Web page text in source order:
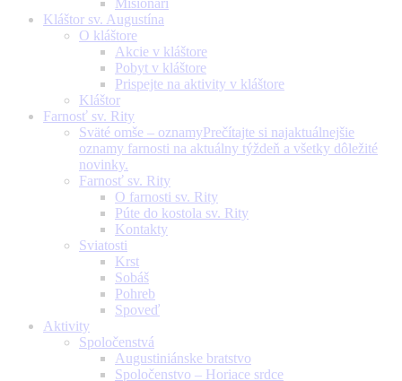
Misionári
Kláštor sv. Augustína
O kláštore
Akcie v kláštore
Pobyt v kláštore
Prispejte na aktivity v kláštore
Kláštor
Farnosť sv. Rity
Sväté omše – oznamyPrečítajte si najaktuálnejšie
oznamy farnosti na aktuálny týždeň a všetky dôležité
novinky.
Farnosť sv. Rity
O farnosti sv. Rity
Púte do kostola sv. Rity
Kontakty
Sviatosti
Krst
Sobáš
Pohreb
Spoveď
Aktivity
Spoločenstvá
Augustiniánske bratstvo
Spoločenstvo – Horiace srdce